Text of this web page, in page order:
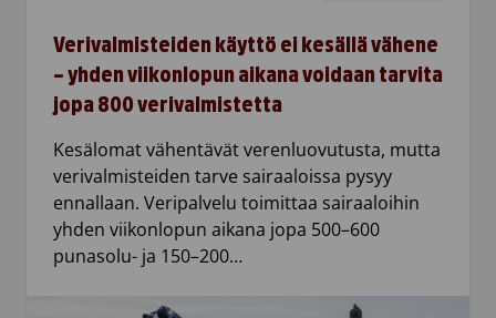
Verivalmisteiden käyttö ei kesällä vähene
– yhden viikonlopun aikana voidaan tarvita
jopa 800 verivalmistetta
Kesälomat vähentävät verenluovutusta, mutta
verivalmisteiden tarve sairaaloissa pysyy
ennallaan. Veripalvelu toimittaa sairaaloihin
yhden viikonlopun aikana jopa 500–600
punasolu- ja 150–200…